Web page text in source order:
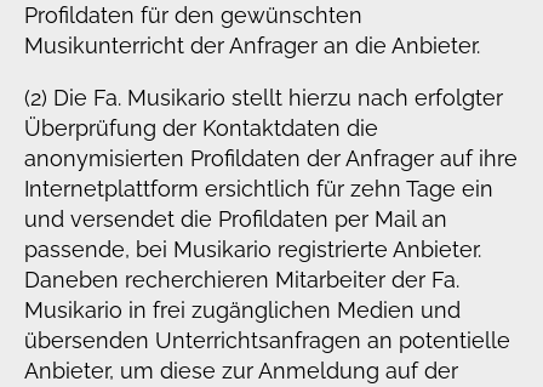
Profildaten für den gewünschten
Musikunterricht der Anfrager an die Anbieter.
(2) Die Fa. Musikario stellt hierzu nach erfolgter
Überprüfung der Kontaktdaten die
anonymisierten Profildaten der Anfrager auf ihre
Internetplattform ersichtlich für zehn Tage ein
und versendet die Profildaten per Mail an
passende, bei Musikario registrierte Anbieter.
Daneben recherchieren Mitarbeiter der Fa.
Musikario in frei zugänglichen Medien und
übersenden Unterrichtsanfragen an potentielle
Anbieter, um diese zur Anmeldung auf der